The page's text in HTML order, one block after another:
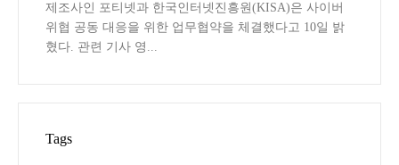
제조사인 포티넷과 한국인터넷진흥원(KISA)은 사이버
위협 공동 대응을 위한 업무협약을 체결했다고 10일 밝
혔다. 관련 기사 영...
Tags